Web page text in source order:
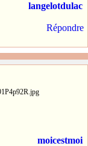
langelotdulac
Répondre
moicestmoi